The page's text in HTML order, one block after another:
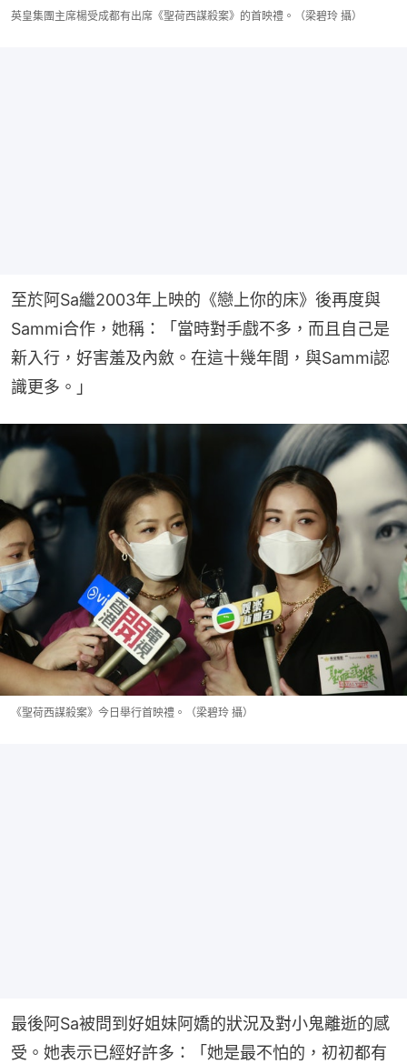
英皇集團主席楊受成都有出席《聖荷西謀殺案》的首映禮。（梁碧玲 攝）
至於阿Sa繼2003年上映的《戀上你的床》後再度與
Sammi合作，她稱：「當時對手戲不多，而且自己是
新入行，好害羞及內斂。在這十幾年間，與Sammi認
識更多。」
《聖荷西謀殺案》今日舉行首映禮。（梁碧玲 攝）
最後阿Sa被問到好姐妹阿嬌的狀況及對小鬼離逝的感
受。她表示已經好許多：「她是最不怕的，初初都有